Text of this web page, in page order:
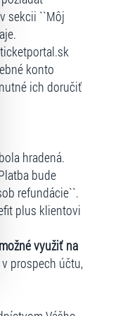
sekcii ``Môj
konto
ich doručiť
hradená.
bude
refundácie``.
plus klientovi
využiť na
prospech účtu,